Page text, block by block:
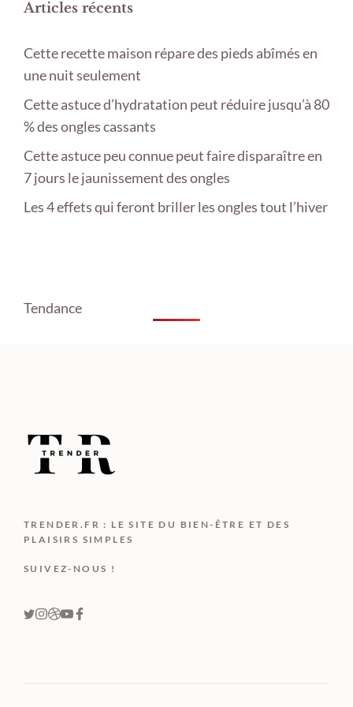
Articles récents
Cette recette maison répare des pieds abîmés en
une nuit seulement
Cette astuce d’hydratation peut réduire jusqu’à 80
% des ongles cassants
Cette astuce peu connue peut faire disparaître en
7 jours le jaunissement des ongles
Les 4 effets qui feront briller les ongles tout l’hiver
Tendance
TRENDER.FR : LE SITE DU BIEN-ÊTRE ET DES
PLAISIRS SIMPLES
SUIVEZ-NOUS !